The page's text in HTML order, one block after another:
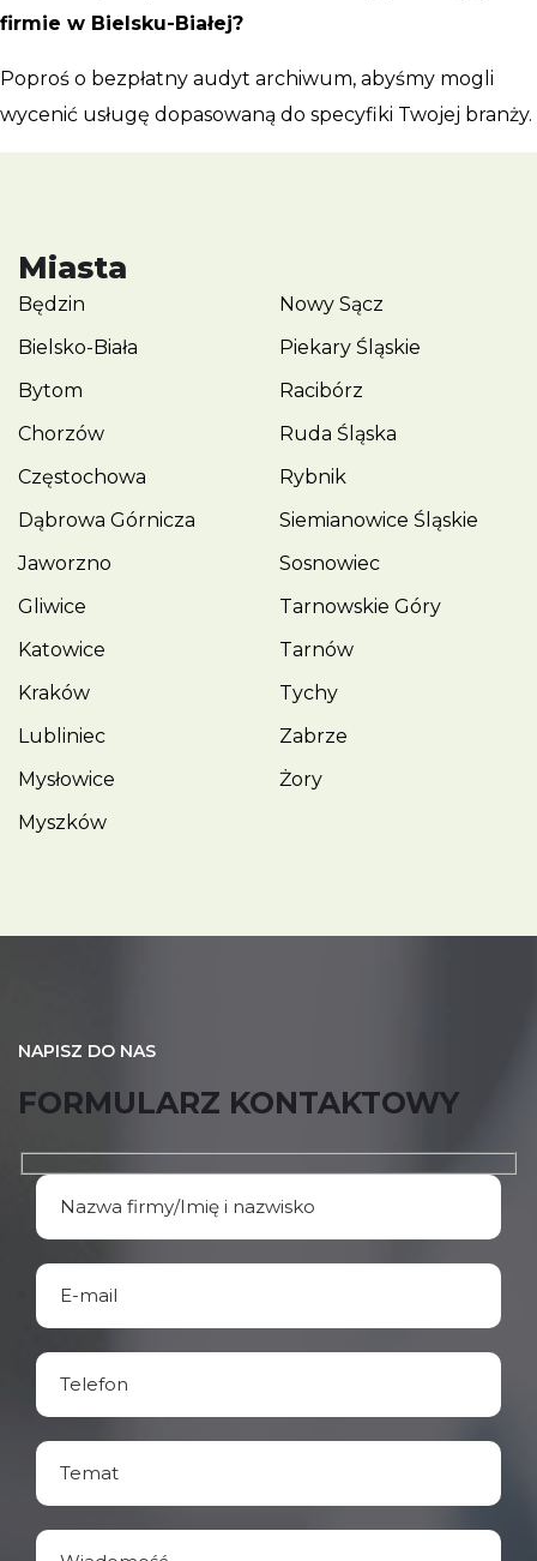
firmie w Bielsku-Białej?
Poproś o bezpłatny audyt archiwum, abyśmy mogli
wycenić usługę dopasowaną do specyfiki Twojej branży.
Miasta
Będzin
Bielsko-Biała
Bytom
Chorzów
Częstochowa
Dąbrowa Górnicza
Jaworzno
Gliwice
Katowice
Kraków
Lubliniec
Mysłowice
Myszków
Nowy Sącz
Piekary Śląskie
Racibórz
Ruda Śląska
Rybnik
Siemianowice Śląskie
Sosnowiec
Tarnowskie Góry
Tarnów
Tychy
Zabrze
Żory
NAPISZ DO NAS
FORMULARZ KONTAKTOWY